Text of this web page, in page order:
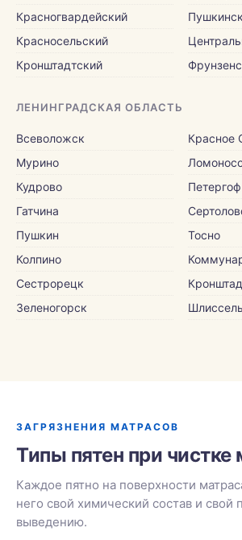
Красногвардейский
Красносельский
Кронштадтский
ЛЕНИНГРАДСКАЯ ОБЛАСТЬ
Всеволожск
Мурино
Кудрово
Гатчина
Пушкин
Колпино
Сестрорецк
Зеленогорск
Красное
Петергоф
Тосно
ЗАГРЯЗНЕНИЯ МАТРАСОВ
Типы пятен при чистке
Каждое пятно на поверхности
него свой химический состав и свой
выведению.